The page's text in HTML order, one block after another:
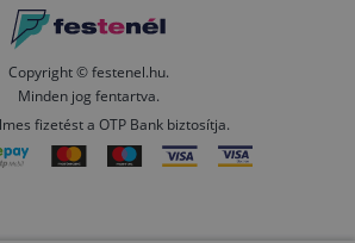
Copyright © festenel.hu.
Minden jog fentartva.
fizetést a OTP Bank biztosítja.